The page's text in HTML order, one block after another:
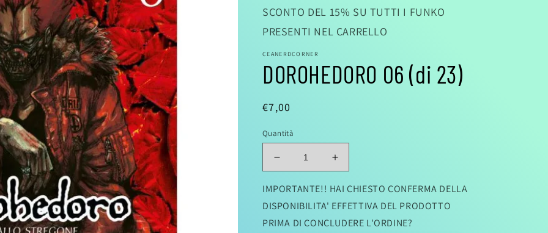
SCONTO DEL 15% SU TUTTI I FUNKO
PRESENTI NEL CARRELLO
CEANERDCORNER
DOROHEDORO 06 (di 23)
Prezzo
listino
€7,00
Quantità
Diminuisci
quantità
per
DOROHEDORO
06
(di
Aumenta
quantità
per
DOROHEDORO
(di
IMPORTANTE!! HAI CHIESTO CONFERMA DELLA
DISPONIBILITA' EFFETTIVA DEL PRODOTTO
PRIMA DI CONCLUDERE L'ORDINE?